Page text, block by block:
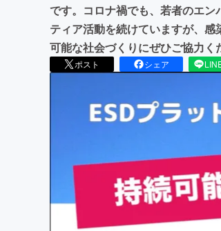
です。コロナ禍でも、若者のエ
ティア活動を続けていますが、
可能な社会づくりにぜひご協力く
ポスト シェア